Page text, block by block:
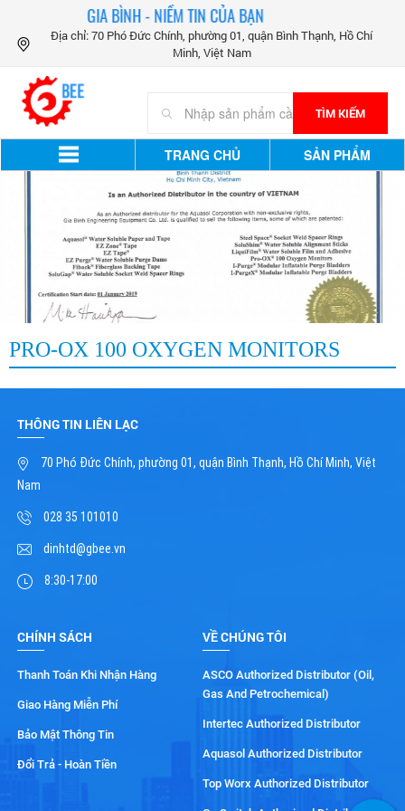
GIA BÌNH - NIỀM TIN CỦA BẠN
Địa chỉ: 70 Phó Đức Chính, phường 01, quận Bình Thạnh, Hồ Chí
Minh, Việt Nam
TÌM KIẾM
TRANG CHỦ SẢN PHẨM
PRO-OX 100 OXYGEN MONITORS
THÔNG TIN LIÊN LẠC
70 Phó Đức Chính, phường 01, quận Bình Thạnh, Hồ Chí Minh, Việt
Nam
028 35 101010
dinhtd@gbee.vn
8:30-17:00
CHÍNH SÁCH
Thanh Toán Khi Nhận Hàng
Giao Hàng Miễn Phí
Bảo Mật Thông Tin
Đổi Trả - Hoàn Tiền
VỀ CHÚNG TÔI
ASCO Authorized Distributor (Oil,
Gas And Petrochemical)
Intertec Authorized Distributor
Aquasol Authorized Distributor
Top Worx Authorized Distributor